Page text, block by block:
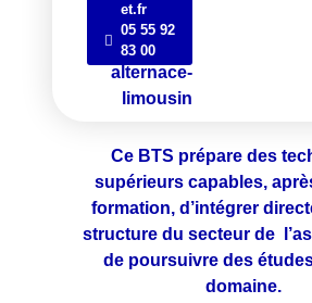
et.fr
05 55 92
83 00
Ce BTS prépare des
supérieurs capables,
formation, d’intégrer
structure du secteur de
de poursuivre des
domaine.